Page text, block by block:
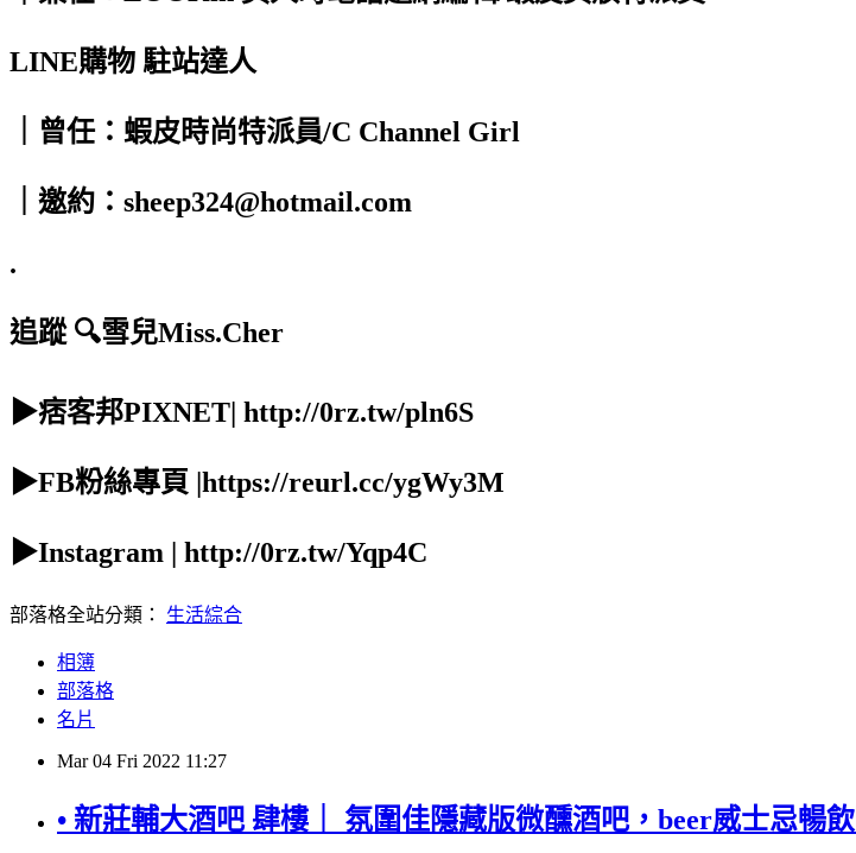
LINE購物 駐站達人
｜曾任：蝦皮時尚特派員/C Channel Girl
｜邀約：sheep324@hotmail.com
.
追蹤 🔍雪兒Miss.Cher
▶痞客邦PIXNET| http://0rz.tw/pln6S
▶FB粉絲專頁 |https://reurl.cc/ygWy3M
▶Instagram | http://0rz.tw/Yqp4C
部落格全站分類： 生活綜合
相簿
部落格
名片
Mar 04 Fri 2022 11:27
• 新莊輔大酒吧 肆樓｜ 氛圍佳隱藏版微醺酒吧，beer威士忌暢